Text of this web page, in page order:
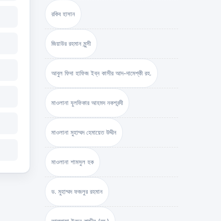
রকিব হাসান
জিয়াউর রহমান মুন্সী
আবুল ফিদা হাফিজ ইব্‌ন কাসীর আদ-দামেশ্‌কী রহ.
মাওলানা যুলফিকার আহমদ নকশবন্দী
মাওলানা মুহাম্মদ হেমায়েত উদ্দীন
মাওলানা শামসুল হক
ড. মুহাম্মদ ফজলুর রহমান